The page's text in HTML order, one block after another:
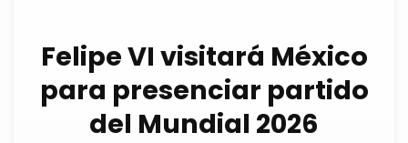
Felipe VI visitará México
para presenciar partido
del Mundial 2026